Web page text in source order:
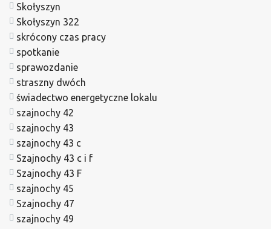
Skołyszyn
Skołyszyn 322
skrócony czas pracy
spotkanie
sprawozdanie
straszny dwóch
świadectwo energetyczne lokalu
szajnochy 42
szajnochy 43
szajnochy 43 c
Szajnochy 43 c i f
Szajnochy 43 F
szajnochy 45
Szajnochy 47
szajnochy 49